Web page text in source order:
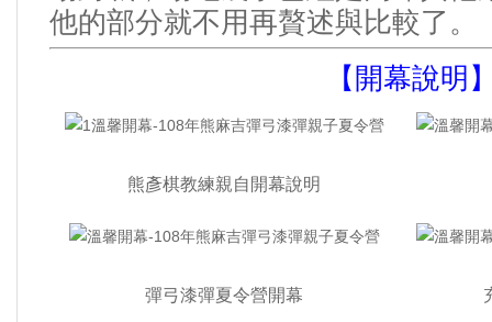
他的部分就不用再贅述與比較了 。
【開幕說明
熊彥棋教練親自開幕說明
彈弓漆彈夏令營開幕